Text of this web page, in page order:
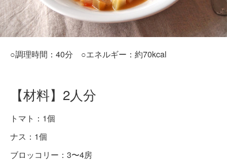
○調理時間：40分 ○エネルギー：約70kcal
【材料】2人分
トマト：1個
ナス：1個
ブロッコリー：3〜4房